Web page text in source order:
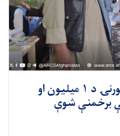
بدخشان؛ ۱۵۰ سېلاب‌ ځپلې کورنۍ د ۱ میلیون او